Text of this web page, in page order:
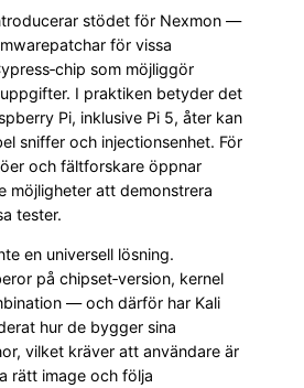
stödet för Nexmon —
för vissa
som möjliggör
I praktiken betyder det
Pi, inklusive Pi 5, åter kan
sniffer och injectionsenhet. För
och fältforskare öppnar
möjligheter att demonstrera
tester.
en universell lösning.
på chipset‑version, kernel
— och därför har Kali
hur de bygger sina
vilket kräver att användare är
rätt image och följa